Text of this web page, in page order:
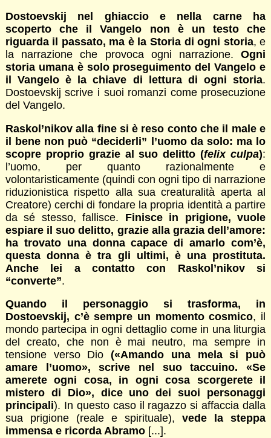
Dostoevskij nel ghiaccio e nella carne ha
scoperto che il Vangelo non è un testo che
riguarda il passato, ma è la Storia di ogni storia, e
la narrazione che provoca ogni narrazione.Ogni
storia umana è solo proseguimento del Vangelo e
il Vangelo è la chiave di lettura di ogni storia.
Dostoevskij scrive i suoi romanzi come prosecuzione
del Vangelo.
Raskol’nikov alla fine si è reso conto che il male e
il bene non può “deciderli” l’uomo da solo: ma lo
scopre proprio grazie al suo delitto (felix culpa):
l’uomo, per quanto razionalmente e
volontaristicamente (quindi con ogni tipo di narrazione
riduzionistica rispetto alla sua creaturalità aperta al
Creatore) cerchi di fondare la propria identità a partire
da sé stesso, fallisce. Finisce in prigione, vuole
espiare il suo delitto, grazie alla grazia dell’amore:
ha trovato una donna capace di amarlo com’è,
questa donna è tra gli ultimi, è una prostituta.
Anche lei a contatto con Raskol’nikov si
“converte”.
Quando il personaggio si trasforma, in
Dostoevskij, c’è sempre un momento cosmico, il
mondo partecipa in ogni dettaglio come in una liturgia
del creato, che non è mai neutro, ma sempre in
tensione verso Dio(«Amando una mela si può
amare l’uomo», scrive nel suo taccuino. «Se
amerete ogni cosa, in ogni cosa scorgerete il
mistero di Dio», dice uno dei suoi personaggi
principali). In questo caso il ragazzo si affaccia dalla
sua prigione (reale e spirituale),vede la steppa
immensa e ricorda Abramo[...].